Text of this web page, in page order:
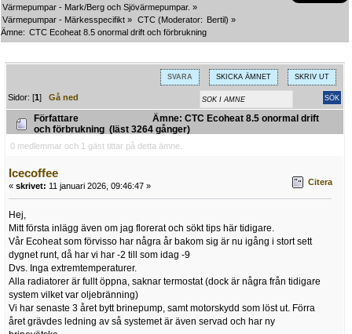
Värmepumpar - Mark/Berg och Sjövärmepumpar. »
Värmepumpar - Märkesspecifikt » CTC (Moderator: Bertil) »
Ämne: CTC Ecoheat 8.5 onormal drift och förbrukning
SVARA SKICKA ÄMNET SKRIV UT
Sidor: [1]Gå ned
Författare
Ämne: CTC Ecoheat 8.5 onormal drift
och förbrukning (läst 3264 gånger)
0 medlemmar och 1 gäst tittar på detta ämne.
Icecoffee
« skrivet: 11 januari 2026, 09:46:47 » Citera
Hej,
Mitt första inlägg även om jag florerat och sökt tips här tidigare.
Vår Ecoheat som förvisso har några år bakom sig är nu igång i stort sett
dygnet runt, då har vi har -2 till som idag -9
Dvs. Inga extremtemperaturer.
Alla radiatorer är fullt öppna, saknar termostat (dock är några från tidigare
system vilket var oljebränning)
Vi har senaste 3 året bytt brinepump, samt motorskydd som löst ut. Förra
året grävdes ledning av så systemet är även servad och har ny